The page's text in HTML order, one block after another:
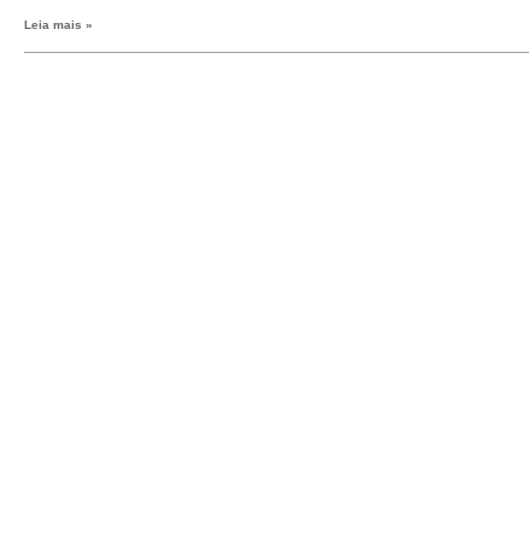
Leia mais »